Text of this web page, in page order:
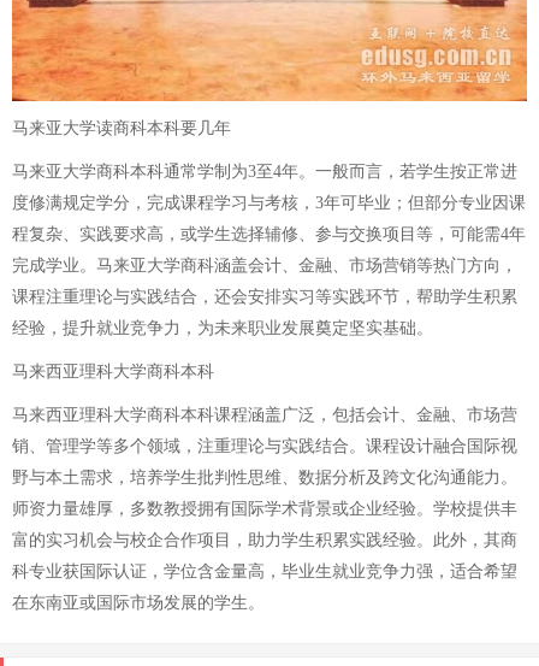
马来亚大学读商科本科要几年
马来亚大学商科本科通常学制为3至4年。一般而言，若学生按正常进
度修满规定学分，完成课程学习与考核，3年可毕业；但部分专业因课
程复杂、实践要求高，或学生选择辅修、参与交换项目等，可能需4年
完成学业。马来亚大学商科涵盖会计、金融、市场营销等热门方向，
课程注重理论与实践结合，还会安排实习等实践环节，帮助学生积累
经验，提升就业竞争力，为未来职业发展奠定坚实基础。
马来西亚理科大学商科本科
马来西亚理科大学商科本科课程涵盖广泛，包括会计、金融、市场营
销、管理学等多个领域，注重理论与实践结合。课程设计融合国际视
野与本土需求，培养学生批判性思维、数据分析及跨文化沟通能力。
师资力量雄厚，多数教授拥有国际学术背景或企业经验。学校提供丰
富的实习机会与校企合作项目，助力学生积累实践经验。此外，其商
科专业获国际认证，学位含金量高，毕业生就业竞争力强，适合希望
在东南亚或国际市场发展的学生。